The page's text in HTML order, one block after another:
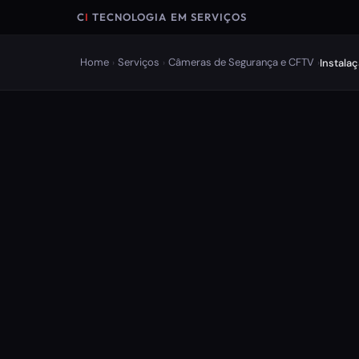
CI TECNOLOGIA EM SERVIÇOS
Home › Serviços › Câmeras de Segurança e CFTV ›